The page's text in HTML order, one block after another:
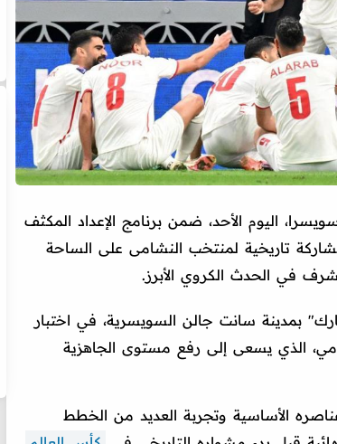
اليوم الأحد، ضمن برنامج الإعداد المكثف
كأس العالم 2026، في أول مشاركة تاريخية لمنتخب النشامى على الساحة
في الحدث الكروي الأبرز.
بمدينة سانت جالن السويسرية، في اختبار
الذي يسعى إلى رفع مستوى الجاهزية
الأساسية وتجربة العديد من الخطط